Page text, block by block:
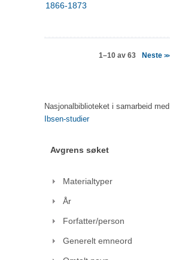
1866-1873
1–10 av 63 Neste>>
Nasjonalbiblioteket i samarbeid med
Ibsen-studier
Avgrens søket
Materialtyper
År
Forfatter/person
Generelt emneord